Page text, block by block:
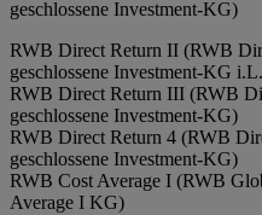
geschlossene Investment-KG)
RWB Direct Return II (RWB
geschlossene Investment-KG
RWB Direct Return III (RWB
geschlossene Investment-KG)
RWB Direct Return 4 (RWB
geschlossene Investment-KG)
RWB Cost Average I (RWB
Average I KG)